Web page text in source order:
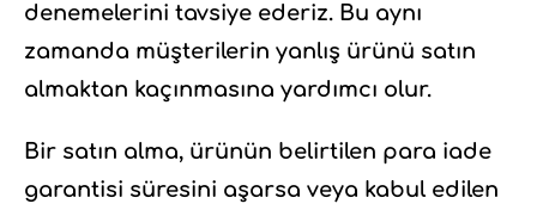
denemelerini tavsiye ederiz. Bu aynı
zamanda müşterilerin yanlış ürünü satın
almaktan kaçınmasına yardımcı olur.
Bir satın alma, ürünün belirtilen para iade
garantisi süresini aşarsa veya kabul edilen